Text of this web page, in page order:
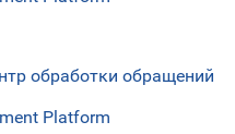
обработки обращений
Platform